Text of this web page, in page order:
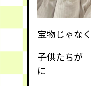
宝物じゃな
子供たちが
に